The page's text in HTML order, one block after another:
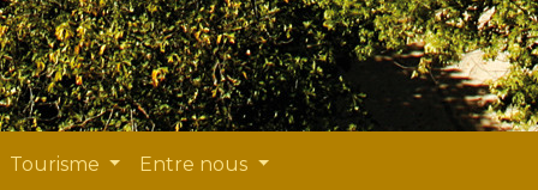
Tourisme Entre nous